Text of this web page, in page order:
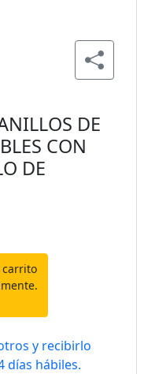
DE
CON
DE
carrito
y recibirlo
días hábiles.